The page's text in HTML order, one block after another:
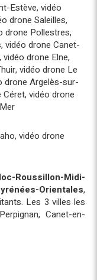
Estève, vidéo
drone Saleilles,
drone Pollestres,
, vidéo drone Canet-
, vidéo drone Elne,
, vidéo drone Le
drone Argelès-sur-
Céret, vidéo drone
, vidéo drone
Roussillon-Midi-
Orientales,
Les 3 villes les
Canet-en-